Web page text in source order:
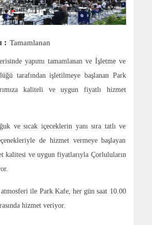
: Tamamlanan
yapımı tamamlanan ve İşletme ve
tarafından işletilmeye başlanan Park
kaliteli ve uygun fiyatlı hizmet
ve sıcak içeceklerin yanı sıra tatlı ve
de hizmet vermeye başlayan
kalitesi ve uygun fiyatlarıyla Çorluluların
ile Park Kafe, her gün saat 10.00
hizmet veriyor.